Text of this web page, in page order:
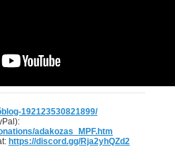
192123530821899/
adakozas_MPF.htm
https://discord.gg/Rja2yhQZd2